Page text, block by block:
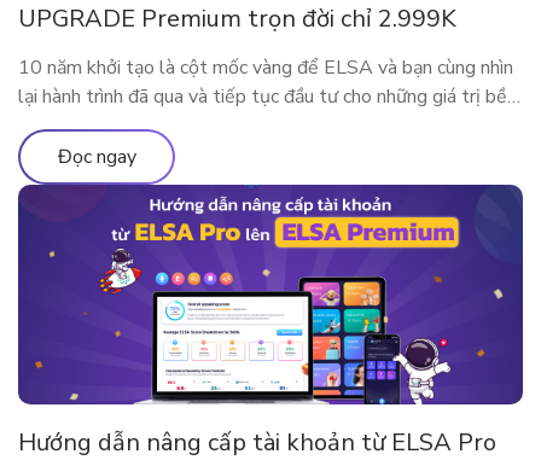
UPGRADE Premium trọn đời chỉ 2.999K
10 năm khởi tạo là cột mốc vàng để ELSA và bạn cùng nhìn
lại hành trình đã qua và tiếp tục đầu tư cho những giá trị bền
vững. Nhân dịp kỷ niệm sinh nhật thập kỷ rực rỡ, ELSA
Speak mang đến đặc quyền nâng cấp lớn nhất từ trước đến
nay, dành […]
Đọc ngay
Hướng dẫn nâng cấp tài khoản từ ELSA Pro